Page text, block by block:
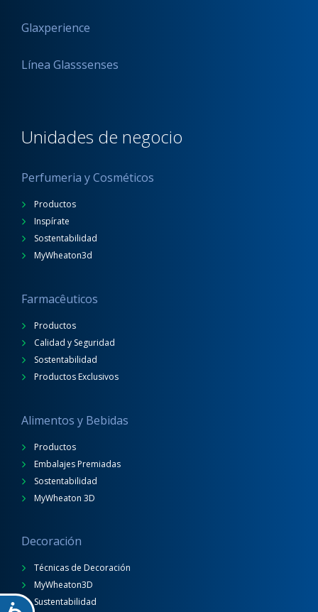
Glaxperience
Línea Glasssenses
Unidades de negocio
Perfumeria y Cosméticos
Productos
Inspírate
Sostentabilidad
MyWheaton3d
Farmacêuticos
Productos
Calidad y Seguridad
Sostentabilidad
Productos Exclusivos
Alimentos y Bebidas
Productos
Embalajes Premiadas
Sostentabilidad
MyWheaton 3D
Decoración
Técnicas de Decoración
MyWheaton3D
Sustentabilidad